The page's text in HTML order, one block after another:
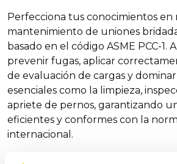
Perfecciona tus conocimientos en
mantenimiento de uniones
basado en el código ASME PCC-1.
prevenir fugas, aplicar
de evaluación de cargas y
esenciales como la limpieza,
apriete de pernos, garantizando
eficientes y conformes con la
internacional.